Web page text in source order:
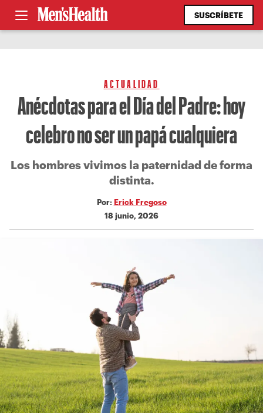
SUSCRÍBETE
ACTUALIDAD
Anécdotas para el Día del Padre: hoy
celebro no ser un papá cualquiera
Los hombres vivimos la paternidad de forma
distinta.
Por: Erick Fregoso
18 junio, 2026